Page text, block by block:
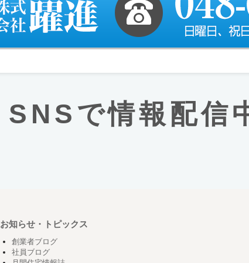
SNSで情報配信
お知らせ・トピックス
創業者ブログ
社員ブログ